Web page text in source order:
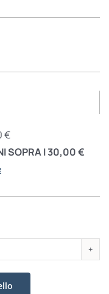
€
SOPRA I 30,00 €